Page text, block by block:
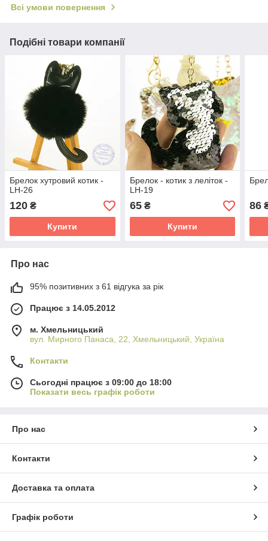
Всі умови повернення
Подібні товари компанії
Брелок хутровий котик -
LH-26
120 ₴
Купити
Брелок - котик з леліток -
LH-19
65₴
Купити
86
Про нас
95% позитивних з 61 відгука за рік
Працює з 14.05.2012
м. Хмельницький
вул. Мирного Панаса, 22, Хмельницький, Україна
Контакти
Сьогодні працює з 09:00 до 18:00
Показати весь графік роботи
Про нас
Контакти
Доставка та оплата
Графік роботи